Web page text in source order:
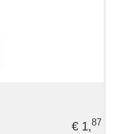
€ 1,87